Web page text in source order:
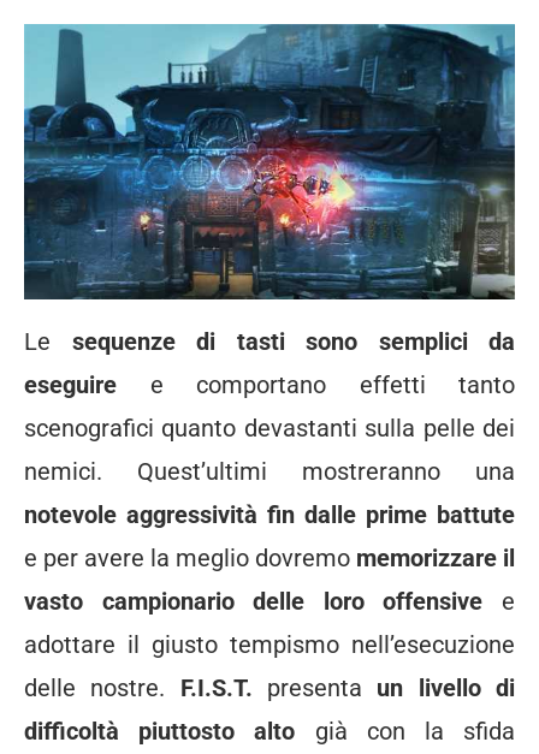
Le sequenze di tasti sono semplici da
eseguire e comportano effetti tanto
scenografici quanto devastanti sulla pelle dei
nemici. Quest’ultimi mostreranno una
notevole aggressività fin dalle prime battute
e per avere la meglio dovremo memorizzare il
vasto campionario delle loro offensive e
adottare il giusto tempismo nell’esecuzione
delle nostre. F.I.S.T. presenta un livello di
difficoltà piuttosto alto già con la sfida